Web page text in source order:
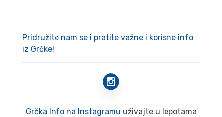
Pridružite nam se i pratite važne i korisne info
iz Grčke!
Grčka Info na Instagramu uživajte u lepotama